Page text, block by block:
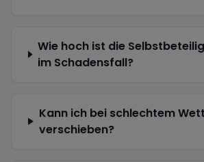
Wie hoch ist die
im Schadensfall?
Kann ich bei schlechtem
verschieben?